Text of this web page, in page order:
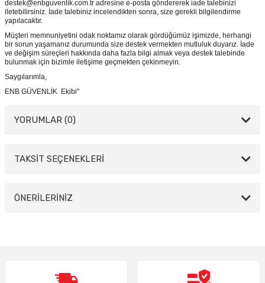
destek@enbguvenlik.com.tr adresine e-posta göndererek iade talebinizi
iletebilirsiniz. İade talebiniz incelendikten sonra, size gerekli bilgilendirme
yapılacaktır.
Müşteri memnuniyetini odak noktamız olarak gördüğümüz işimizde, herhangi
bir sorun yaşamanız durumunda size destek vermekten mutluluk duyarız. İade
ve değişim süreçleri hakkında daha fazla bilgi almak veya destek talebinde
bulunmak için bizimle iletişime geçmekten çekinmeyin.
Saygılarımla,
ENB GÜVENLİK Ekibi"
YORUMLAR (0)
Bu ürüne ilk yorumu siz yapın!
TAKSİT SEÇENEKLERİ
ÖNERİLERİNİZ